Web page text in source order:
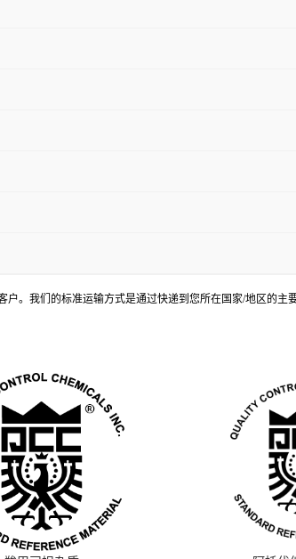
。我们的标准运输方式是通过快递到您所在国家/地区的主